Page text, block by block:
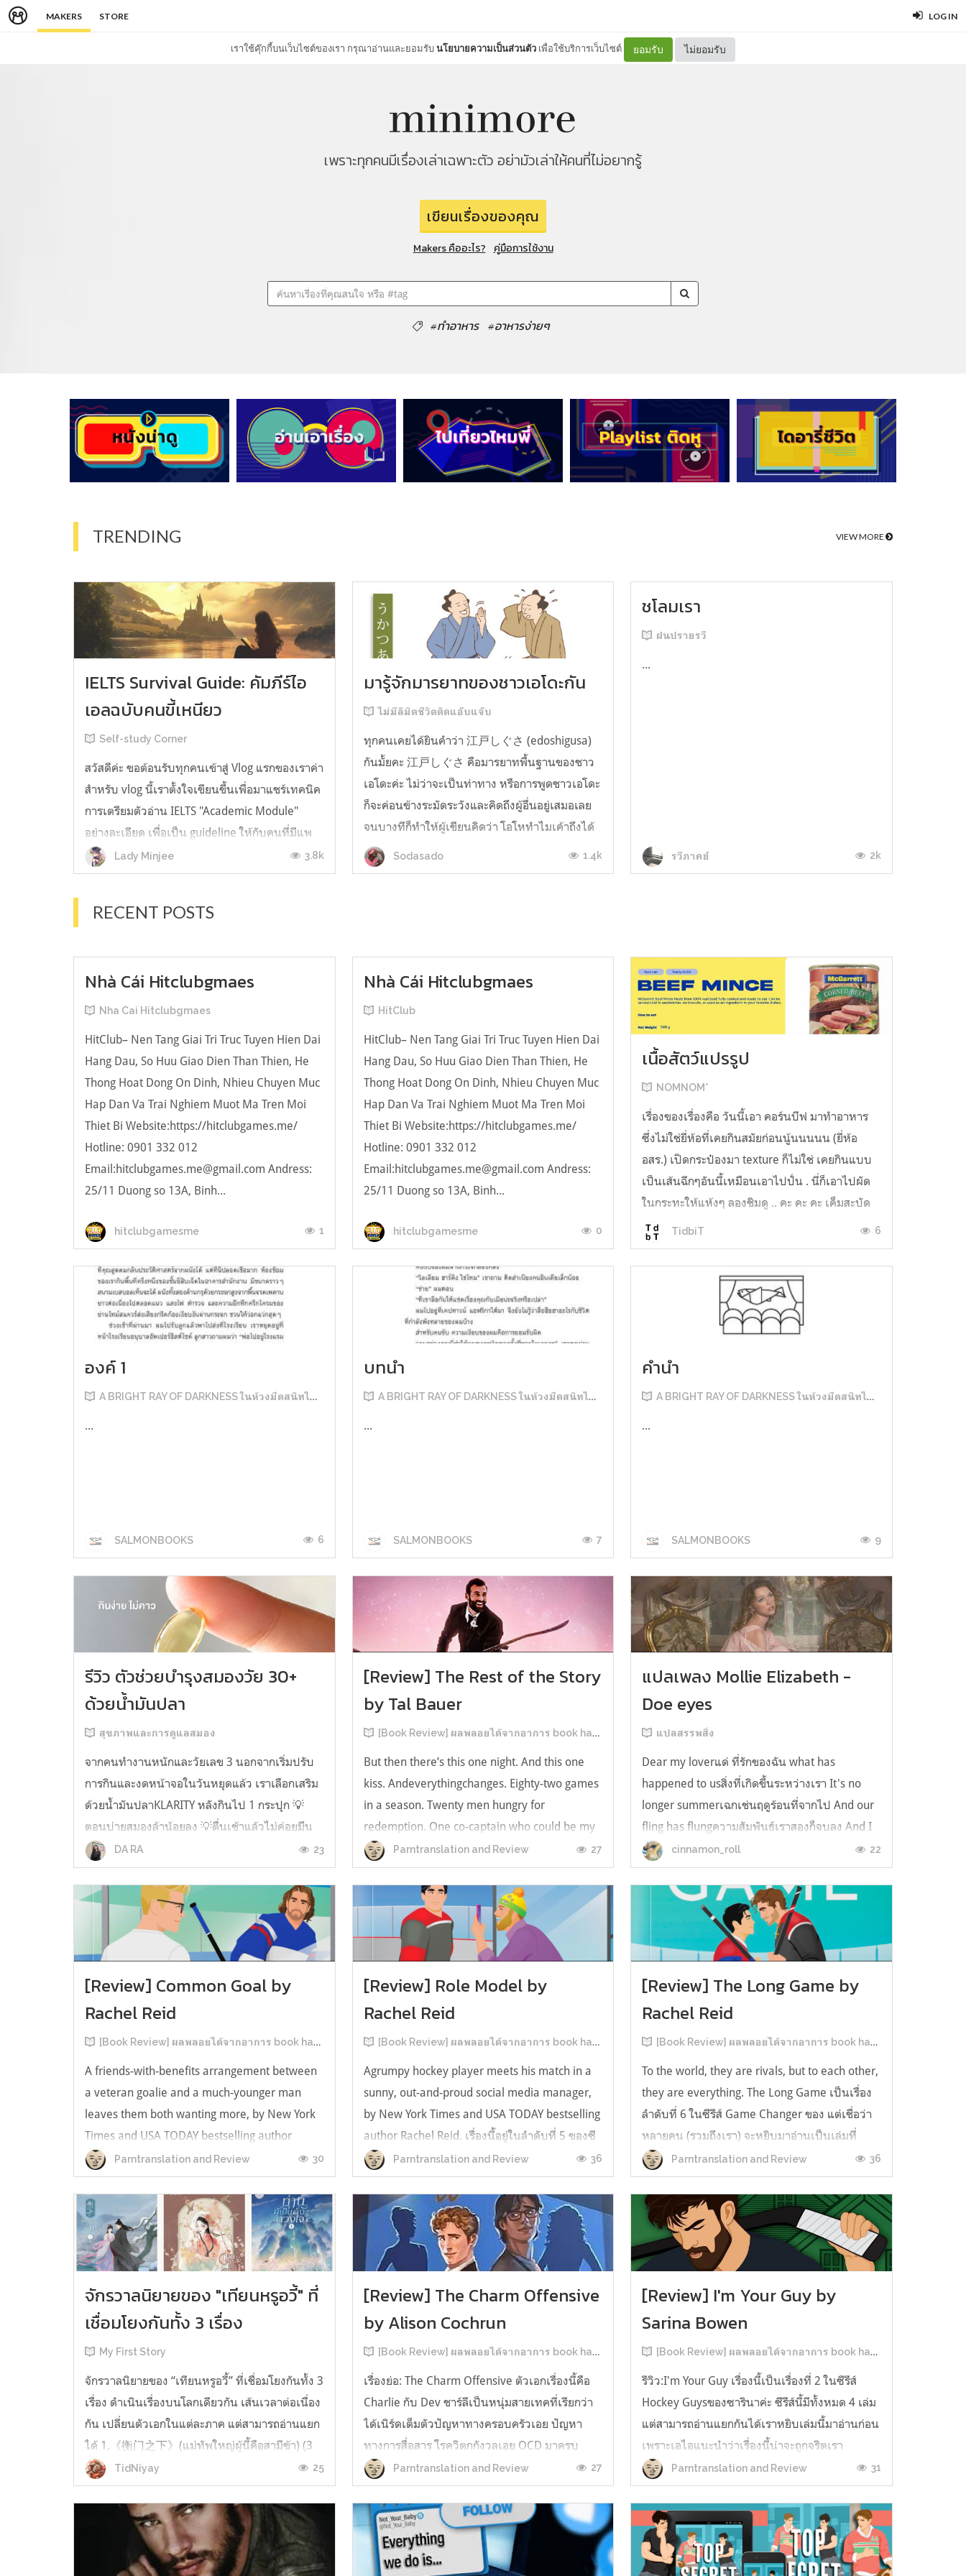
MAKERS STORE LOG IN
เราใช้คุ๊กกี้บนเว็บไซต์ของเรา กรุณาอ่านและยอมรับนโยบายความเป็นส่วนตัว เพื่อใช้บริการเว็บไซต์ ยอมรับ ไม่ยอมรับ
เพราะทุกคนมีเรื่องเล่าเฉพาะตัว อย่ามัวเล่าให้คนที่ไม่อยากรู้
เขียนเรื่องของคุณ
Makers คืออะไร? คู่มือการใช้งาน
#ทำอาหาร #อาหารง่ายๆ
TRENDING VIEW MORE
IELTS Survival Guide: คัมภีร์ไอ
เอลฉบับคนขี้เหนียว
Self-study Corner
สวัสดีค่ะ ขอต้อนรับทุกคนเข้าสู่ Vlog แรกของเราค่า
สำหรับ vlog นี้เราตั้งใจเขียนขึ้นเพื่อมาแชร์เทคนิค
การเตรียมตัวอ่าน IELTS "Academic Module"
อย่างละเอียด เพื่อเป็น guideline ให้กับคนที่มีแพ
ลนจะสอบแต่ไม่รู้ต้องเริ่มตรงไหน หรืออยากจะได้
ข้อมูลเพิ่มเติมมาเสริมความมั่นใจจากที่ตัวเองเรียน
Lady Minjee 3.8k
มารู้จักมารยาทของชาวเอโดะกัน
ไม่มีลิมิตชีวิตติดแอ๊บแจ๊บ
ทุกคนเคยได้ยินคำว่า 江戸しぐさ (edoshigusa)
กันมั้ยคะ 江戸しぐさ คือมารยาทพื้นฐานของชาว
เอโดะค่ะ ไม่ว่าจะเป็นท่าทาง หรือการพูดชาวเอโดะ
ก็จะค่อนข้างระมัดระวังและคิดถึงผู้อื่นอยู่เสมอเลย
จนบางทีก็ทำให้ผู้เขียนคิดว่า โอโหทำไมเค้าถึงได้
คิดถึงคนอื่นได้ขนาดนี้นะอยากรู้มั้ยคะว่าชาวเอโดะ
มารยาทดีขนาดไหน มาลองอ่านกันได้เ...
Sodasado 1.4k
ชโลมเรา
ฝนปรายรวี
...
รวีภาคย์ 2k
RECENT POSTS
Nhà Cái Hitclubgmaes
Nha Cai Hitclubgmaes
HitClub– Nen Tang Giai Tri Truc Tuyen Hien Dai
Hang Dau, So Huu Giao Dien Than Thien, He
Thong Hoat Dong On Dinh, Nhieu Chuyen Muc
Hap Dan Va Trai Nghiem Muot Ma Tren Moi
Thiet Bi Website:https://hitclubgames.me/
Hotline: 0901 332 012
Email:hitclubgames.me@gmail.com Andress:
25/11 Duong so 13A, Binh...
hitclubgamesme 1
Nhà Cái Hitclubgmaes
HitClub
HitClub– Nen Tang Giai Tri Truc Tuyen Hien Dai
Hang Dau, So Huu Giao Dien Than Thien, He
Thong Hoat Dong On Dinh, Nhieu Chuyen Muc
Hap Dan Va Trai Nghiem Muot Ma Tren Moi
Thiet Bi Website:https://hitclubgames.me/
Hotline: 0901 332 012
Email:hitclubgames.me@gmail.com Andress:
25/11 Duong so 13A, Binh...
hitclubgamesme 0
เนื้อสัตว์แปรรูป
NOMNOM*
เรื่องของเรื่องคือ วันนี้เอา คอร์นบีฟ มาทำอาหาร
ซึ่งไม่ใช่ยี่ห้อที่เคยกินสมัยก่อนนู้นนนนน (ยี่ห้อ
อสร.) เปิดกระป๋องมา texture ก็ไม่ใช่ เคยกินแบบ
เป็นเส้นฉีกๆอันนี้เหมือนเอาไปปั่น . นี่ก็เอาไปผัด
ในกระทะให้แห้งๆ ลองชิมดู .. คะ คะ คะ เค็มสะบัด
O o" ... แบบใช้โควต้ากินโซเดียมทั้งสัปดาห์
ต้องหาผักนึ่ง ...
TidbiT 6
องค์ 1
A BRIGHT RAY OF DARKNESS ในห้วงมืดสนิทไม่มิดแสง
...
SALMONBOOKS 6
บทนำ
A BRIGHT RAY OF DARKNESS ในห้วงมืดสนิทไม่มิดแสง
...
SALMONBOOKS 7
คำนำ
A BRIGHT RAY OF DARKNESS ในห้วงมืดสนิทไม่มิดแสง
...
SALMONBOOKS 9
รีวิว ตัวช่วยบำรุงสมองวัย 30+
ด้วยน้ำมันปลา
สุขภาพและการดูแลสมอง
จากคนทำงานหนักและวัยเลข 3 นอกจากเริ่มปรับ
การกินและงดหน้าจอในวันหยุดแล้ว เราเลือกเสริม
ด้วยน้ำมันปลาKLARITY หลังกินไป 1 กระปุก 💡
ตอนบ่ายสมองล้าน้อยลง 💡ตื่นเช้าแล้วไม่ค่อยมึน
หัว 💡ไอเดียไม่ตัน ยิ่งทำงานสาย Content แนะนำ
ว่าควรมี ชอบตรงที่ไม่มีกลิ่นคาวเลย กินง่ายสุด
ตั้งแต่เคยกินน้ำมันปลามาเลย ใครที่เคยกิ...
DA RA 23
[Review] The Rest of the Story
by Tal Bauer
[Book Review] ผลพลอยได้จากอาการ book hangover หลังอ่านสารพัน MM Romance
But then there’s this one night. And this one
kiss. Andeverythingchanges. Eighty-two games
in a season. Twenty men hungry for
redemption. One co-captain who could be my
forever. This is the rest of the story. หลังอ่าน
แบบฟีลกู้ดติดๆ กันแล้ว เลยอยากได้ความแสบ
ทรวงในชีวิตบ้าง (หาเรื่อง!) เล่มนี้คู่หูเอ...
Parntranslation and Review 27
แปลเพลง Mollie Elizabeth -
Doe eyes
แปลสรรพสิ่ง
Dear my loverแด่ ที่รักของฉัน what has
happened to usสิ่งที่เกิดขึ้นระหว่างเรา It's no
longer summerเฉกเช่นฤดูร้อนที่จากไป And our
fling has flungความสัมพันธ์เราสองก็จบลง And I
still spin your recordsแต่ฉันยังเล่นเพลงโปรดของ
คุณบนแผ่นเสียงไวนิล And You still feel like
homeในใจฉัน ตัวตนคุณก็ยังอบอ...
cinnamon_roll 22
[Review] Common Goal by
Rachel Reid
[Book Review] ผลพลอยได้จากอาการ book hangover หลังอ่านสารพัน MM Romance
A friends-with-benefits arrangement between
a veteran goalie and a much-younger man
leaves them both wanting more, by New York
Times and USA TODAY bestselling author
Rachel Reid. เป็นเรื่องลำดับที่ 4ในซีรีส์ Game
Changer และเป็นเล่มที่ 4 ที่เราหยิบมาอ่าน ใน
ที่สุดลำดับเรื่องกับลำดับที่หยิบอ่านก็ตรงกั...
Parntranslation and Review 30
[Review] Role Model by
Rachel Reid
[Book Review] ผลพลอยได้จากอาการ book hangover หลังอ่านสารพัน MM Romance
Agrumpy hockey player meets his match in a
sunny, out-and-proud social media manager,
by New York Times and USA TODAY bestselling
author Rachel Reid. เรื่องนี้อยู่ในลำดับที่ 5 ของซี
รีส์ Game Changer แต่เป็นเรื่องที่ 3 ที่เราหยิบมา
อ่าน เพราะเห็นว่าเป็นเรื่องในไทม์ไลน์เดียวกันกับ
TheLong Game ประกอบกั...
Parntranslation and Review 36
[Review] The Long Game by
Rachel Reid
[Book Review] ผลพลอยได้จากอาการ book hangover หลังอ่านสารพัน MM Romance
To the world, they are rivals, but to each other,
they are everything. The Long Game เป็นเรื่อง
ลำดับที่ 6 ในซีรีส์ Game Changer ของ แต่เชื่อว่า
หลายคน (รวมถึงเรา) จะหยิบมาอ่านเป็นเล่มที่
2หลังจากอ่าน Heated Rivalry มา555 เรื่องย่อ:
The Long Game เล่ม Long Game นี่จะเป็น
ประมาณ2 ปีหลังจาก HR จะดำเนินเ...
Parntranslation and Review 36
จักรวาลนิยายของ "เทียนหรูอวี้" ที่
เชื่อมโยงกันทั้ง 3 เรื่อง
My First Story
จักรวาลนิยายของ “เทียนหรูอวี้” ที่เชื่อมโยงกันทั้ง 3
เรื่อง ดำเนินเรื่องบนโลกเดียวกัน เส้นเวลาต่อเนื่อง
กัน เปลี่ยนตัวเอกในแต่ละภาค แต่สามารถอ่านแยก
ได้ 1.《衡门之下》(แม่ทัพใหญ่ผู้นี้คือสามีข้า) (3
เล่มจบ) เป็นเรื่องที่เกิดก่อน เล่าเรื่องของ ฝูถิง กับ
หลี่ชีฉือ ที่ต้องแต่งงานกันก่อนจะใช้ชีวิตห่างไกล
TidNiyay 25
[Review] The Charm Offensive
by Alison Cochrun
[Book Review] ผลพลอยได้จากอาการ book hangover หลังอ่านสารพัน MM Romance
เรื่องย่อ: The Charm Offensive ตัวเอกเรื่องนี้คือ
Charlie กับ Dev ชาร์ลีเป็นหนุ่มสายเทคที่เรียกว่า
ได้เนิร์ดเต็มตัวปัญหาทางครอบครัวเอย ปัญหา
ทางการสื่อสาร โรควิตกกังวลเอย OCD มาครบ
เรียกได้ว่าครบองค์ประกอบความโอตะ เขาทั้งไม่
เชื่อในรักแท้ ไม่เคยมีความสัมพันธ์ในเชิงโรแมนติก
กับใคร หรืออาจเรียกว่าไม่เคยรู...
Parntranslation and Review 27
[Review] I'm Your Guy by
Sarina Bowen
[Book Review] ผลพลอยได้จากอาการ book hangover หลังอ่านสารพัน MM Romance
รีวิว:I'm Your Guy เรื่องนี้เป็นเรื่องที่ 2 ในซีรีส์
Hockey Guysของซารินาค่ะ ซีรีส์นี้มีทั้งหมด 4 เล่ม
แต่สามารถอ่านแยกกันได้เราหยิบเล่มนี้มาอ่านก่อน
เพราะเอไอแนะนำว่าเรื่องนี้น่าจะถูกจริตเรา
มากกว่า555 เรื่องนี้เป็นเรื่องราวของ TOMMASO
นักกีฬาฮอกกี้ NHL กับ Carter มัณฑนากรมือฉมัง
ทอมมาโซเพิ่งโดนเทร...
Parntranslation and Review 31